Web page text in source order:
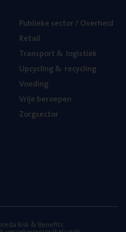
Publie­ke sec­tor / Overheid
Retail
Trans­port& logistiek
Upcy­cling& recycling
Voe­ding
Vrije beroe­pen
Zorg­sec­tor
Risk & Benefits